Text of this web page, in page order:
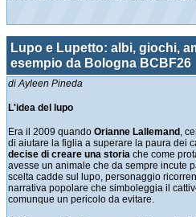
Lupo e Lupetto: albi, giochi,
esempio da Bologna BCBF26
di Ayleen Pineda
L'idea del lupo
Era il 2009 quando Orianne Lallemand ,
di aiutare la figlia a superare la paura dei
decise di creare una storia che come
avesse un animale che da sempre incute
scelta cadde sul lupo, personaggio
narrativa popolare che simboleggia il
comunque un pericolo da evitare.